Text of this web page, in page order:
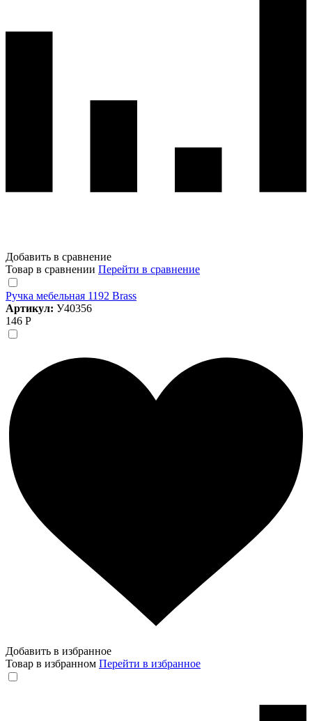
Добавить в сравнение
Товар в сравнении Перейти в сравнение
Ручка мебельная 1192 Brass
Артикул: У40356
146 Р
Добавить в избранное
Товар в избранном Перейти в избранное